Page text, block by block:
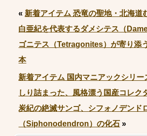
« 新着アイテム 恐竜の聖地・北海道
白亜紀を代表するダメシテス（
ゴニテス（Tetragonites）が寄り添
本
新着アイテム 国内マニアックシリー
しり詰まった、風格漂う国産コレク
炭紀の絶滅サンゴ、シフォノデンド
（Siphonodendron）の化石 »